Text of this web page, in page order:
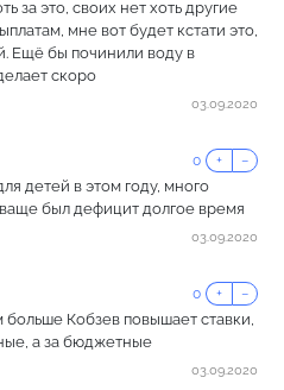
за это, своих нет хоть другие
мне вот будет кстати это,
Ещё бы починили воду в
скоро
03.09.2020
0 + −
детей в этом году, много
был дефицит долгое время
03.09.2020
0 + −
Кобзев повышает ставки,
а за бюджетные
03.09.2020